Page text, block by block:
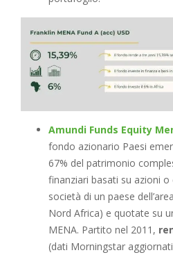
Amundi Funds Equity
fondo azionario Paesi
67% del patrimonio
finanziari basati su azioni
società di un paese
Nord Africa) e quotate su
MENA. Partito nel 2011,
(dati Morningstar